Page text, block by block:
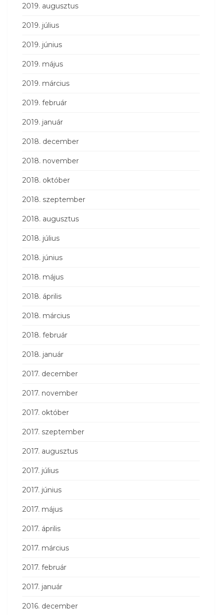
2019. augusztus
2019. július
2019. június
2019. május
2019. március
2019. február
2019. január
2018. december
2018. november
2018. október
2018. szeptember
2018. augusztus
2018. július
2018. június
2018. május
2018. április
2018. március
2018. február
2018. január
2017. december
2017. november
2017. október
2017. szeptember
2017. augusztus
2017. július
2017. június
2017. május
2017. április
2017. március
2017. február
2017. január
2016. december